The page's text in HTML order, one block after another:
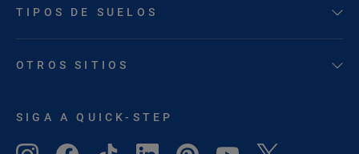
TIPOS DE SUELOS
OTROS SITIOS
SIGA A QUICK-STEP